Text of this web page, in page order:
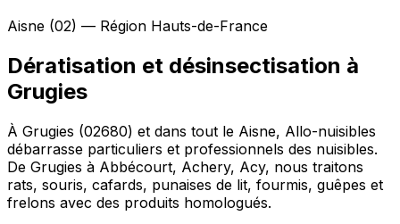
Aisne (02) — Région Hauts-de-France
Dératisation et désinsectisation à
Grugies
À Grugies (02680) et dans tout le Aisne, Allo-nuisibles
débarrasse particuliers et professionnels des nuisibles.
De Grugies à Abbécourt, Achery, Acy, nous traitons
rats, souris, cafards, punaises de lit, fourmis, guêpes et
frelons avec des produits homologués.